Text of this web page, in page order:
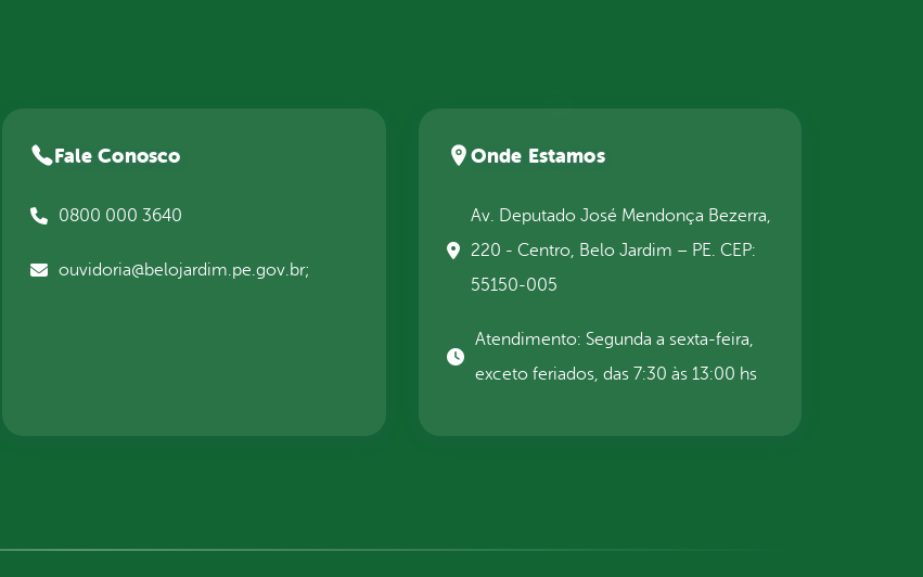
Fale Conosco
0800 000 3640
ouvidoria@belojardim.pe.gov.br;
Onde Estamos
Av. Deputado José Mendonça Bezerra,
220 - Centro, Belo Jardim – PE. CEP:
55150-005
Atendimento: Segunda a sexta-feira,
exceto feriados, das 7:30 às 13:00 hs